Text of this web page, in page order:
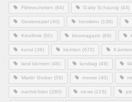
Filmneuheiten (64) Gaby Schaunig (43)
Gewinnspiel (40) heimkino (138)
Kinofilme (50) kinomagazin (69)
kunst (38) kärnten (672)
land kärnten (46) landtag (49)
Martin Gruber (58) messe (40)
nachrichten (280) news(126)